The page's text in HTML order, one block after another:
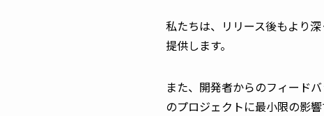
私たちは、リリース後もより
提供します。
また、開発者からのフィード
のプロジェクトに最小限の影